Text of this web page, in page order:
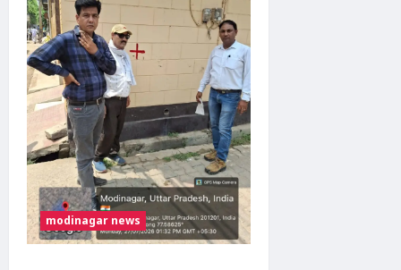
महिला
को
मारी
टक्कर,
गंभीर
घायल
modinagar news